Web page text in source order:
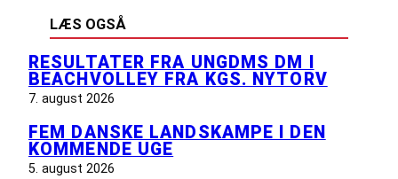
LÆS OGSÅ
RESULTATER FRA UNGDMS DM I
BEACHVOLLEY FRA KGS. NYTORV
7. august 2026
FEM DANSKE LANDSKAMPE I DEN
KOMMENDE UGE
5. august 2026